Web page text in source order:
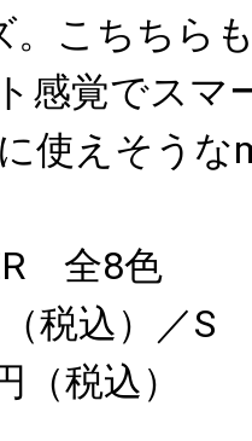
。こちちら
感覚でスマ
使えそう
全8色
税込）／S
税込）